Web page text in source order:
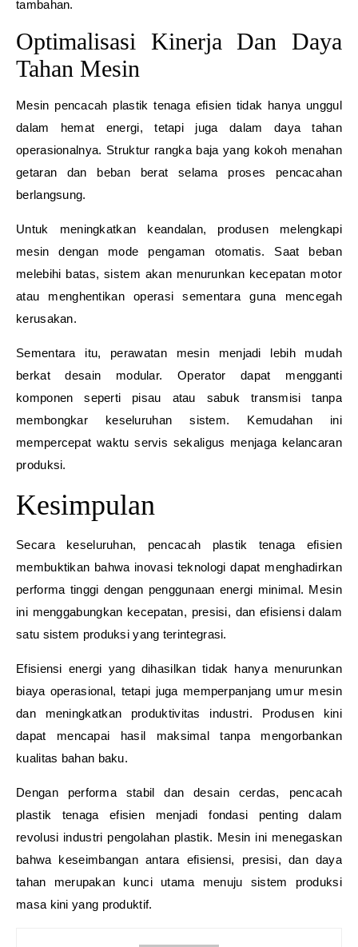
tambahan.
Optimalisasi Kinerja Dan Daya
Tahan Mesin
Mesin pencacah plastik tenaga efisien tidak hanya unggul
dalam hemat energi, tetapi juga dalam daya tahan
operasionalnya. Struktur rangka baja yang kokoh menahan
getaran dan beban berat selama proses pencacahan
berlangsung.
Untuk meningkatkan keandalan, produsen melengkapi
mesin dengan mode pengaman otomatis. Saat beban
melebihi batas, sistem akan menurunkan kecepatan motor
atau menghentikan operasi sementara guna mencegah
kerusakan.
Sementara itu, perawatan mesin menjadi lebih mudah
berkat desain modular. Operator dapat mengganti
komponen seperti pisau atau sabuk transmisi tanpa
membongkar keseluruhan sistem. Kemudahan ini
mempercepat waktu servis sekaligus menjaga kelancaran
produksi.
Kesimpulan
Secara keseluruhan, pencacah plastik tenaga efisien
membuktikan bahwa inovasi teknologi dapat menghadirkan
performa tinggi dengan penggunaan energi minimal. Mesin
ini menggabungkan kecepatan, presisi, dan efisiensi dalam
satu sistem produksi yang terintegrasi.
Efisiensi energi yang dihasilkan tidak hanya menurunkan
biaya operasional, tetapi juga memperpanjang umur mesin
dan meningkatkan produktivitas industri. Produsen kini
dapat mencapai hasil maksimal tanpa mengorbankan
kualitas bahan baku.
Dengan performa stabil dan desain cerdas, pencacah
plastik tenaga efisien menjadi fondasi penting dalam
revolusi industri pengolahan plastik. Mesin ini menegaskan
bahwa keseimbangan antara efisiensi, presisi, dan daya
tahan merupakan kunci utama menuju sistem produksi
masa kini yang produktif.